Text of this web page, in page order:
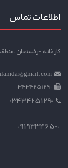
اطلاعات تماس
کارخانه -رفسنجان ،
03434251290
03434251290
09193346500